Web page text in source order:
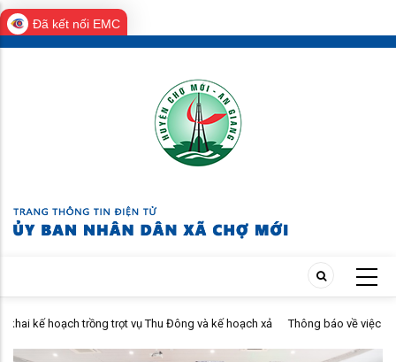
Đã kết nối EMC
Skip
Thu Đông và kế hoạch xả Thông báo về việc cho thuê nhà gắn với